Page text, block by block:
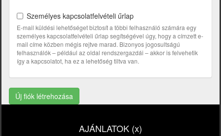
Személyes kapcsolatfelvételi űrlap
E-mail küldési lehetőséget biztosít a többi felhasználó számára egy
személyes kapcsolatfelvételi űrlap segítségével úgy, hogy a címzett e-
mail címe közben mégis rejtve marad. Bizonyos jogosultságú
felhasználók – például az oldal rendszergazdái – akkor is felvehetik
így a kapcsolatot, ha ez a lehetőség tiltva van.
Új fiók létrehozása
AJÁNLATOK (x)